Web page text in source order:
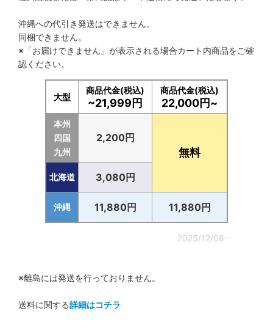
沖縄への代引き発送はできません。
同梱できません。
※「お届けできません」が表示される場合カート内商品をご確
認ください。
大型
商品代金(税込)
~21,999円
商品代金(税込)
22,000円~
本州
四国
九州
2,200円
無料
北海道 3,080円
沖縄 11,880円 11,880円
2025/12/08-
※離島には発送を行っておりません。
送料に関する詳細はコチラ